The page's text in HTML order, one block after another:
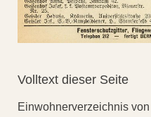
Volltext dieser Seite
Einwohnerverzeichnis